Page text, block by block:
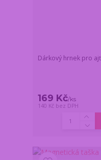
Dárkový hrnek pro
169 Kč/ks
140 Kč bez DPH